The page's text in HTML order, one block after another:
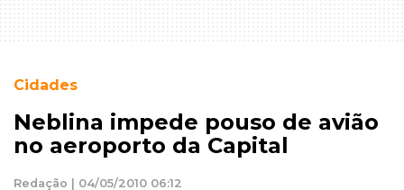
Cidades
Neblina impede pouso de avião
no aeroporto da Capital
Redação | 04/05/2010 06:12